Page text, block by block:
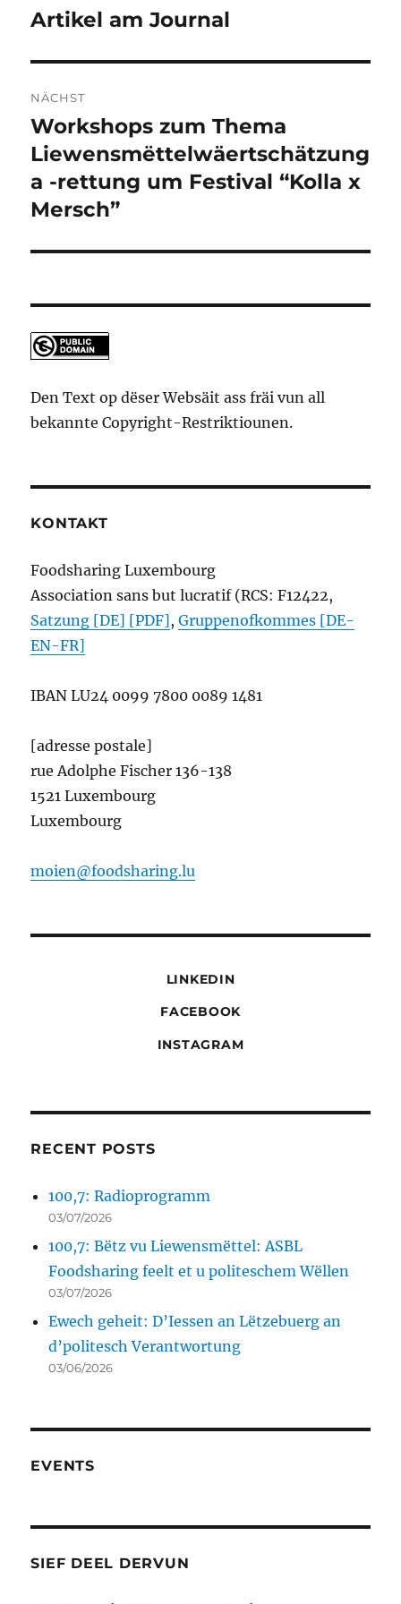
navigation
Viregten
Artikel am Journal
NÄCHST
Nächsten
Artikel
Workshops zum Thema
Liewensmëttelwäertschätzung
a -rettung um Festival “Kolla x
Mersch”
Den Text op dëser Websäit ass fräi vun all
bekannte Copyright-Restriktiounen.
KONTAKT
Foodsharing Luxembourg
Association sans but lucratif (RCS: F12422,
Satzung [DE] [PDF],Gruppenofkommes [DE-
EN-FR]
IBANLU24 0099 7800 0089 1481
[adresse postale]
rue Adolphe Fischer 136-138
1521 Luxembourg
Luxembourg
moien@foodsharing.lu
LINKEDIN
FACEBOOK
INSTAGRAM
RECENT POSTS
100,7: Radioprogramm
03/07/2026
100,7: Bëtz vu Liewensmëttel: ASBL
Foodsharing feelt et u politeschem Wëllen
03/07/2026
Ewech geheit: D’Iessen an Lëtzebuerg an
d’politesch Verantwortung
03/06/2026
EVENTS
SIEF DEEL DERVUN